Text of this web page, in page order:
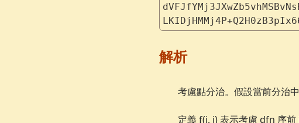
解析
考慮點分治。假設當前分治
定義 f(i, j) 表示考慮 dfn 序